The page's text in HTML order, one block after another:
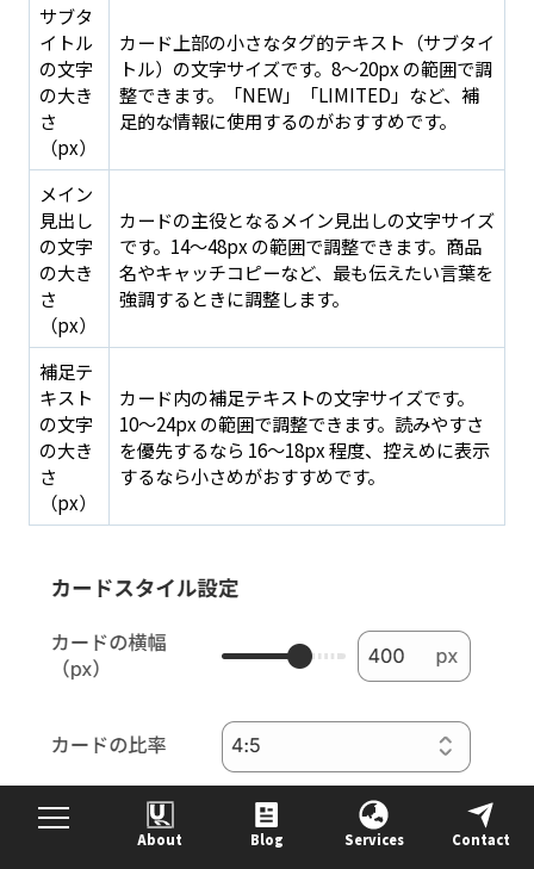
About Blog Services Contact
サブタ
イトル
の文字
の大き
さ
（px）
カード上部の小さなタグ的テキスト（サブタイ
トル）の文字サイズです。8〜20px の範囲で調
整できます。「NEW」「LIMITED」など、補
足的な情報に使用するのがおすすめです。
メイン
見出し
の文字
の大き
さ
（px）
カードの主役となるメイン見出しの文字サイズ
です。14〜48px の範囲で調整できます。商品
名やキャッチコピーなど、最も伝えたい言葉を
強調するときに調整します。
補足テ
キスト
の文字
の大き
さ
（px）
カード内の補足テキストの文字サイズです。
10〜24px の範囲で調整できます。読みやすさ
を優先するなら 16〜18px 程度、控えめに表示
するなら小さめがおすすめです。
目次